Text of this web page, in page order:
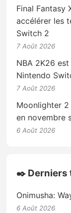
Final Fantasy
accélérer les
Switch 2
7 Août 2026
NBA 2K26 est
Nintendo
7 Août 2026
Moonlighter
en novembre
6 Août 2026
✒️ Derniers
Onimusha:
6 Août 2026